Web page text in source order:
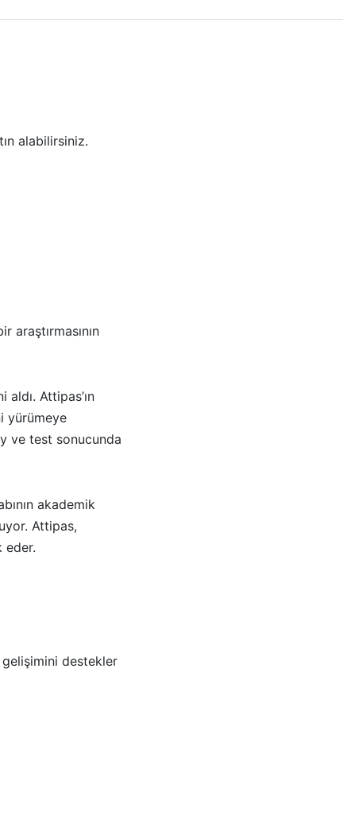
alabilirsiniz.
araştırmasının
Attipas’ın
yürümeye
ve test sonucunda
akademik
Attipas,
eder.
gelişimini destekler